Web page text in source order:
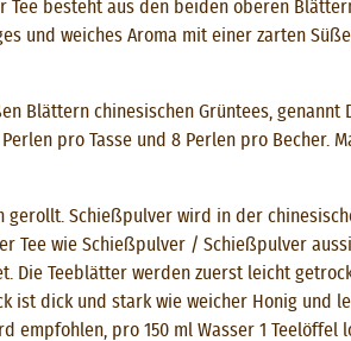
Tee besteht aus den beiden oberen
und weiches Aroma mit einer zarten
Blättern chinesischen Grüntees, genannt
pro Tasse und 8 Perlen pro Becher.
gerollt. Schießpulver wird in der
Tee wie Schießpulver / Schießpulver
Die Teeblätter werden zuerst leicht
ist dick und stark wie weicher Honig und
empfohlen, pro 150 ml Wasser 1